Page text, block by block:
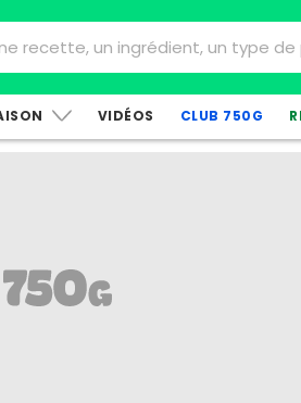
VIDÉOS CLUB 750G